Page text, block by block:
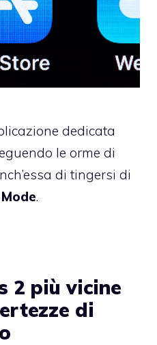
dedicata
le orme di
di tingersi di
.
2 più vicine
di